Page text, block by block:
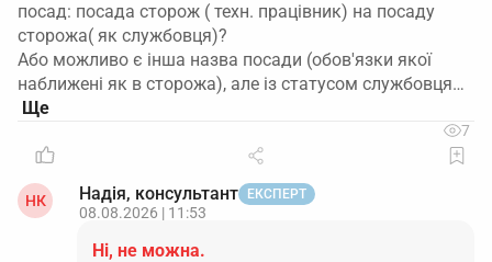
посад: посада сторож ( техн. працівник) на посаду
сторожа( як службовця)?
Або можливо є інша назва посади (обов'язки якої
наближені як в сторожа), але із статусом службовця…
7
НК Надія, консультант ЕКСПЕРТ
08.08.2026 | 11:53
Ні, не можна.